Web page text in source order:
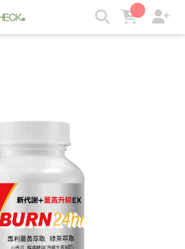
(120顆) | KGCHECK聯華食品生醫